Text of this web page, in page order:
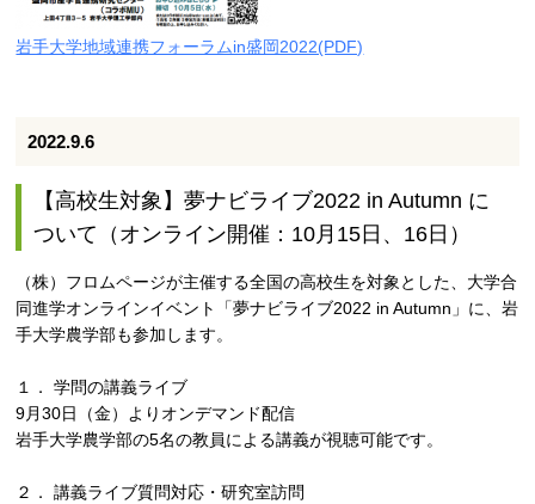
岩手大学地域連携フォーラムin盛岡2022(PDF)
2022.9.6
【高校生対象】夢ナビライブ2022 in Autumn に
ついて（オンライン開催：10月15日、16日）
（株）フロムページが主催する全国の高校生を対象とした、大学合
同進学オンラインイベント「夢ナビライブ2022 in Autumn」に、岩
手大学農学部も参加します。
１． 学問の講義ライブ
9月30日（金）よりオンデマンド配信
岩手大学農学部の5名の教員による講義が視聴可能です。
２． 講義ライブ質問対応・研究室訪問